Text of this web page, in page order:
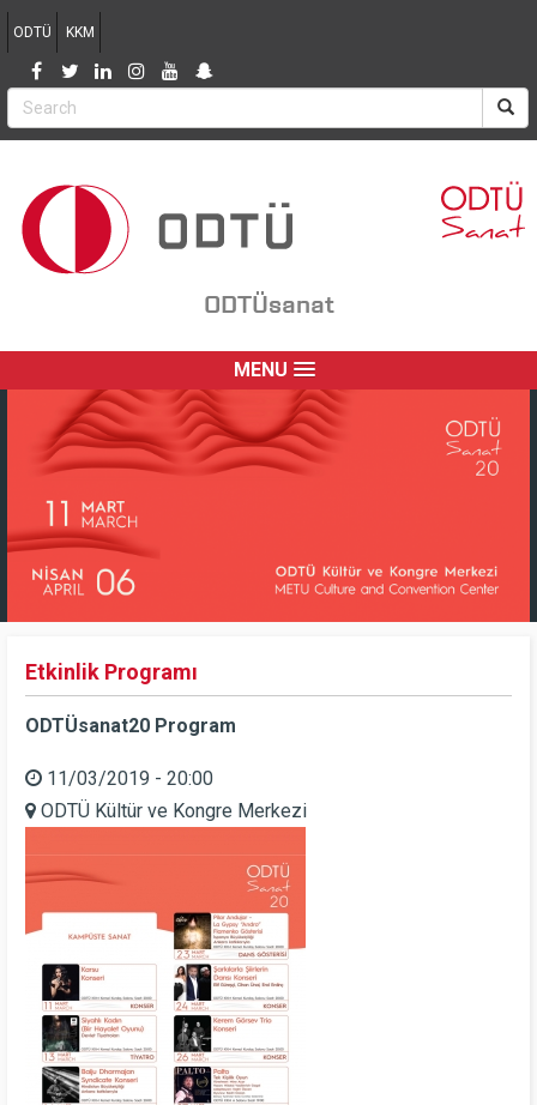
ODTÜ KKM
ODTÜsanat
MENU
Etkinlik Programı
ODTÜsanat20 Program
11/03/2019 - 20:00
ODTÜ Kültür ve Kongre Merkezi